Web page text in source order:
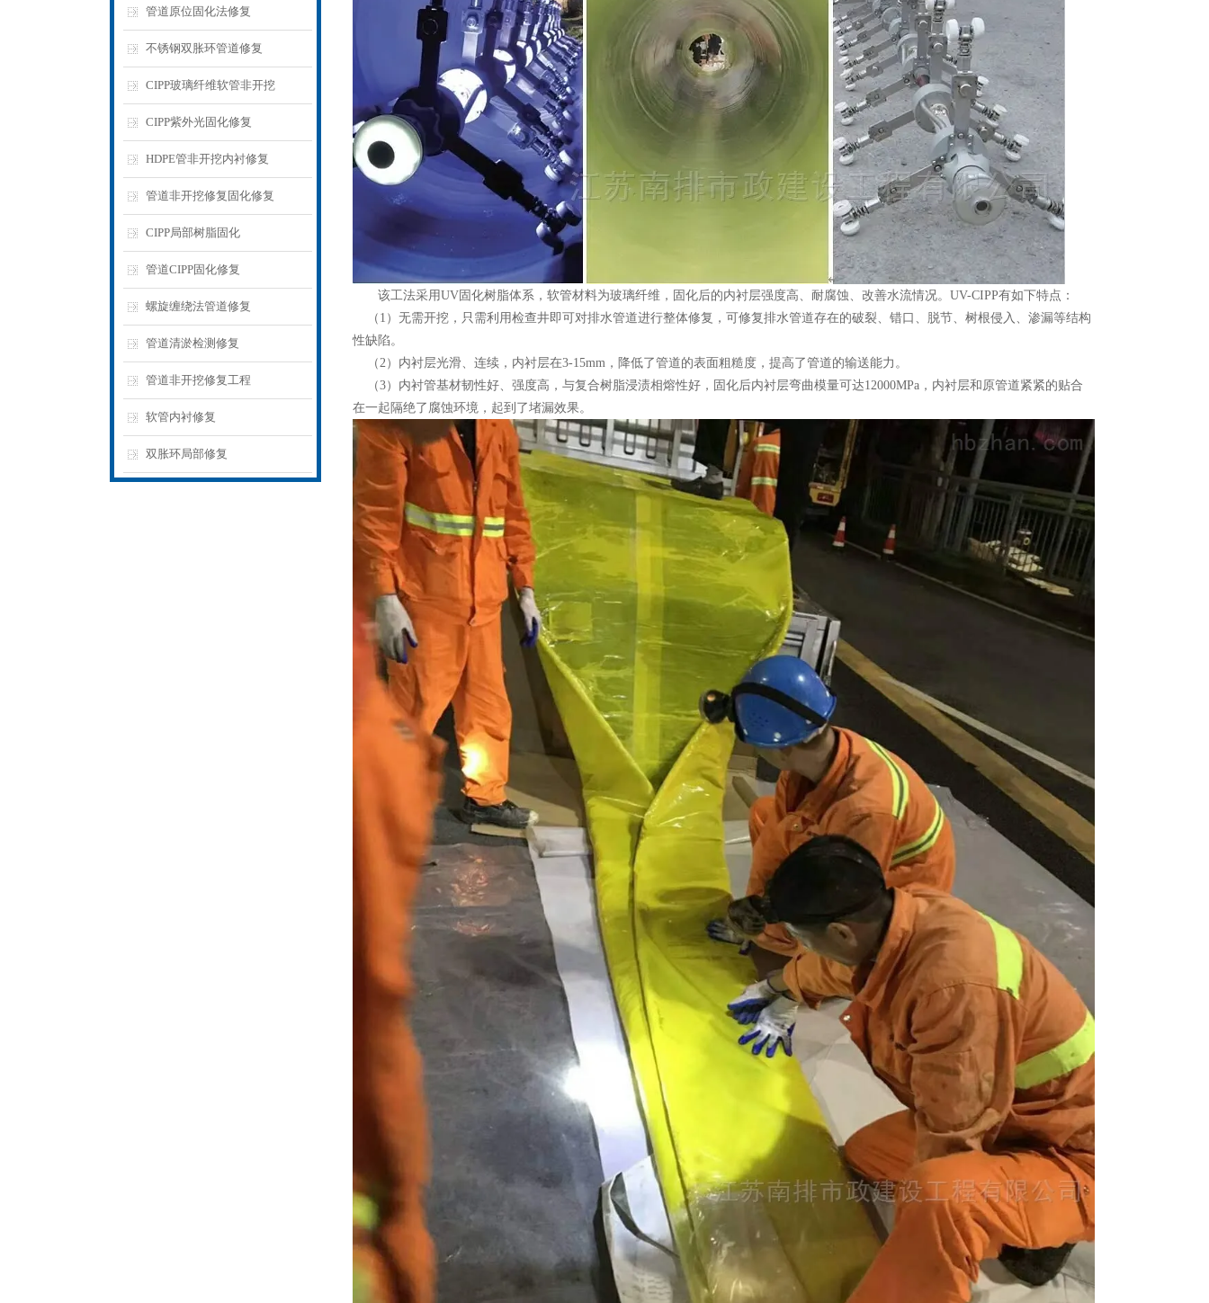
管道原位固化法修复
不锈钢双胀环管道修复
CIPP玻璃纤维软管非开挖
CIPP紫外光固化修复
HDPE管非开挖内衬修复
管道非开挖修复固化修复
CIPP局部树脂固化
管道CIPP固化修复
螺旋缠绕法管道修复
管道清淤检测修复
管道非开挖修复工程
软管内衬修复
双胀环局部修复
该工法采用UV固化树脂体系，软管材料为玻璃纤维，固化后的内衬层强度高、耐腐蚀、改善水流情况。UV-CIPP有如下特点：
（1）无需开挖，只需利用检查井即可对排水管道进行整体修复，可修复排水管道存在的破裂、错口、脱节、树根侵入、渗漏等结构
性缺陷。
（2）内衬层光滑、连续，内衬层在3-15mm，降低了管道的表面粗糙度，提高了管道的输送能力。
（3）内衬管基材韧性好、强度高，与复合树脂浸渍相熔性好，固化后内衬层弯曲模量可达12000MPa，内衬层和原管道紧紧的贴合
在一起隔绝了腐蚀环境，起到了堵漏效果。